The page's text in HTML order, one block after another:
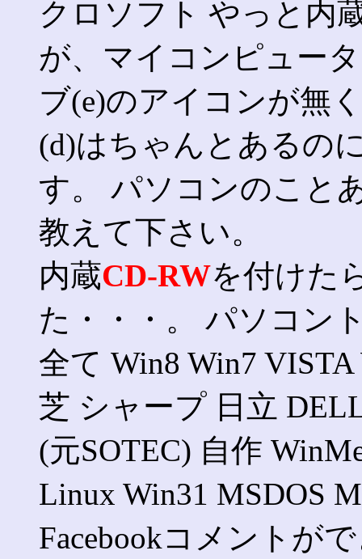
クロソフト やっと内
が、マイコンピュー
ブ(e)のアイコンが無
(d)はちゃんとあるの
す。 パソコンのこと
教えて下さい。
内蔵CD-RWを付けた
た・・・。 パソコン
全て Win8 Win7
芝 シャープ 日立
(元SOTEC) 自作
Linux Win31 MSDOS
Facebookコメントが